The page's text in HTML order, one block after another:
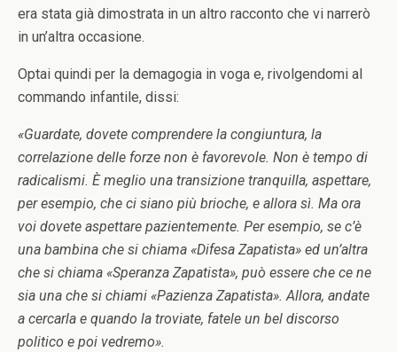
era stata già dimostrata in un altro racconto che vi narrerò
in un’altra occasione.
Optai quindi per la demagogia in voga e, rivolgendomi al
commando infantile, dissi:
«Guardate, dovete comprendere la congiuntura, la
correlazione delle forze non è favorevole. Non è tempo di
radicalismi. È meglio una transizione tranquilla, aspettare,
per esempio, che ci siano più brioche, e allora sì. Ma ora
voi dovete aspettare pazientemente. Per esempio, se c’è
una bambina che si chiama «Difesa Zapatista» ed un’altra
che si chiama «Speranza Zapatista», può essere che ce ne
sia una che si chiami «Pazienza Zapatista». Allora, andate
a cercarla e quando la troviate, fatele un bel discorso
politico e poi vedremo».